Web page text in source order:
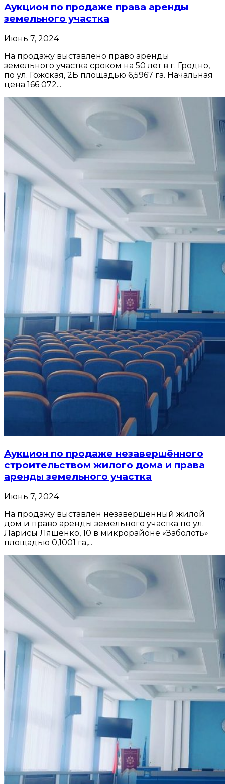
Аукцион по продаже права аренды
земельного участка
Июнь 7, 2024
На продажу выставлено право аренды
земельного участка сроком на 50 лет в г. Гродно,
по ул. Гожская, 2Б площадью 6,5967 га. Начальная
цена 166 072...
Аукцион по продаже незавершённого
строительством жилого дома и права
аренды земельного участка
Июнь 7, 2024
На продажу выставлен незавершённый жилой
дом и право аренды земельного участка по ул.
Ларисы Ляшенко, 10 в микрорайоне «Заболоть»
площадью 0,1001 га,...